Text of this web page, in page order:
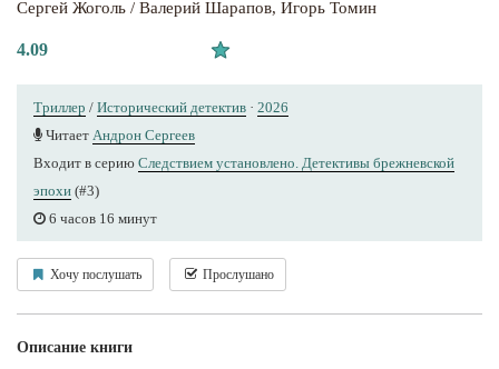
Сергей Жоголь / Валерий Шарапов, Игорь Томин
4.09
Триллер / Исторический детектив · 2026
Читает Андрон Сергеев
Входит в серию Следствием установлено. Детективы брежневской
эпохи (#3)
6 часов 16 минут
Хочу послушать Прослушано
Описание книги